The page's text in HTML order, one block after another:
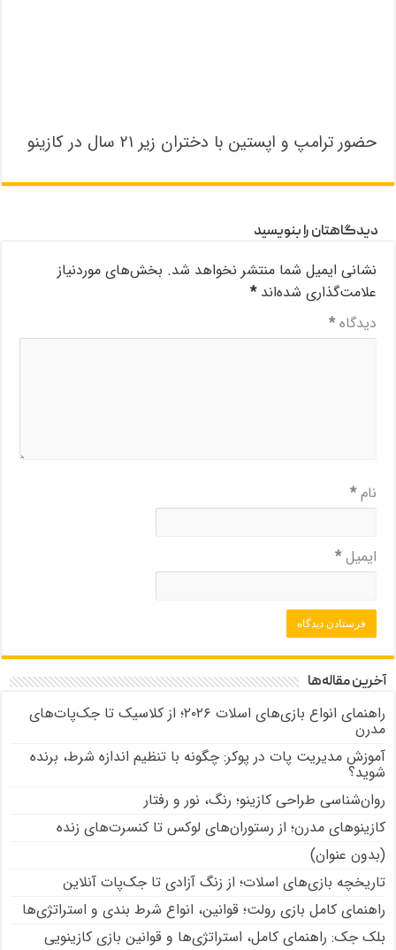
حضور ترامپ و اپستین با دختران زیر ۲۱ سال در کازینو
دیدگاهتان را بنویسید
نشانی ایمیل شما منتشر نخواهد شد. بخش‌های موردنیاز
علامت‌گذاری شده‌اند*
دیدگاه*
نام*
ایمیل*
آخرین مقاله‌ها
راهنمای انواع بازی‌های اسلات ۲۰۲۶؛ از کلاسیک تا جک‌پات‌های
مدرن
آموزش مدیریت پات در پوکر: چگونه با تنظیم اندازه شرط، برنده
شوید؟
روان‌شناسی طراحی کازینو؛ رنگ، نور و رفتار
کازینوهای مدرن؛ از رستوران‌های لوکس تا کنسرت‌های زنده
(بدون عنوان)
تاریخچه بازی‌های اسلات؛ از زنگ آزادی تا جک‌پات‌ آنلاین
راهنمای کامل بازی رولت؛ قوانین، انواع شرط بندی و استراتژی‌ها
بلک جک: راهنمای کامل، استراتژی‌ها و قوانین بازی کازینویی